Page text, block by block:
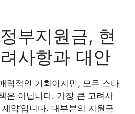
부지원금, 현
사항과 대안
력적인 기회이지만, 모든 스타
은 아닙니다. 가장 큰 고려사
약’입니다. 대부분의 지원금